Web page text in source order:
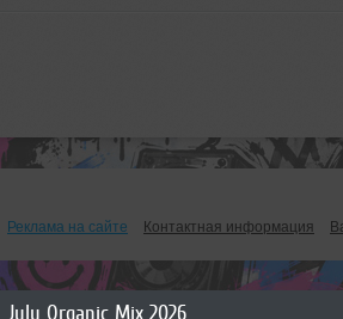
July Organic Mix 2026
Реклама на сайте Контактная информация